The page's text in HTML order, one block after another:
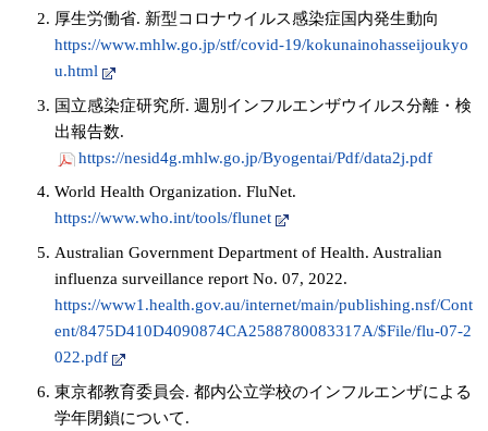
厚生労働省. 新型コロナウイルス感染症国内発生動向
https://www.mhlw.go.jp/stf/covid-19/kokunainohasseijoukyo
u.html
国立感染症研究所. 週別インフルエンザウイルス分離・検
出報告数.
https://nesid4g.mhlw.go.jp/Byogentai/Pdf/data2j.pdf
World Health Organization. FluNet.
https://www.who.int/tools/flunet
Australian Government Department of Health. Australian
influenza surveillance report No. 07, 2022.
https://www1.health.gov.au/internet/main/publishing.nsf/Cont
ent/8475D410D4090874CA2588780083317A/$File/flu-07-2
022.pdf
東京都教育委員会. 都内公立学校のインフルエンザによる
学年閉鎖について.